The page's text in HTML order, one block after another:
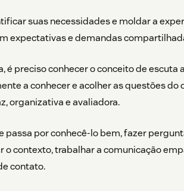
suas necessidades e moldar a
expectativas e demandas
é preciso conhecer o conceito de escuta
a conhecer e acolher as questões do
organizativa e avaliadora.
passa por conhecê-lo bem, fazer
o contexto, trabalhar a comunicação
contato.